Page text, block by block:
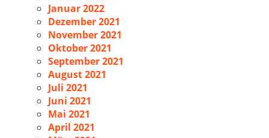
Januar 2022
Dezember 2021
November 2021
Oktober 2021
September 2021
August 2021
Juli 2021
Juni 2021
Mai 2021
April 2021